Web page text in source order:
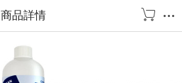
商品詳情